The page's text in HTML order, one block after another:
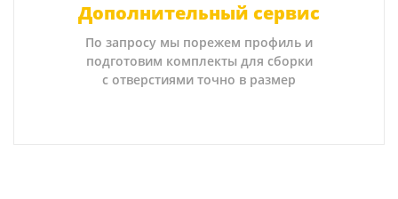
Дополнительный сервис
По запросу мы порежем профиль и
подготовим комплекты для сборки
с отверстиями точно в размер